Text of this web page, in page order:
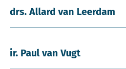
drs. Allard van Leerdam
ir. Paul van Vugt